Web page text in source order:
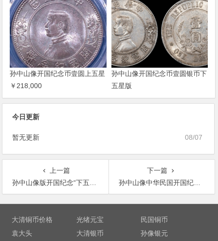
孙中山像开国纪念币壹圆上五星
￥218,000
孙中山像开国纪念币壹圆银币下
五星版
今日更新
08/07
暂无更新
上一篇
孙中山像版开国纪念“下五星”壹圆银币
下一篇
孙中山像中华民国开国纪念弌角十枚当一圆银币
文
大清铜币价格 光绪元宝
民国铜币
袁大头
大清银币 孙像银元